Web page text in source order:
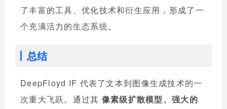
了丰富的工具、优化技术和衍生应用，形成了一
个充满活力的生态系统。
总结
DeepFloyd IF 代表了文本到图像生成技术的一
次重大飞跃。通过其 像素级扩散模型、强大的